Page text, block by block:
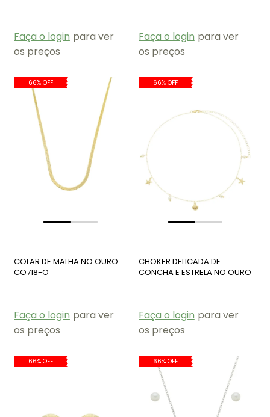
Faça o login para ver
os preços
Faça o login para ver
os preços
66% OFF
COLAR DE MALHA NO OURO
CO718-O
Faça o login para ver
os preços
66% OFF
CHOKER DELICADA DE
CONCHA E ESTRELA NO OURO
Faça o login para ver
os preços
66% OFF 66% OFF